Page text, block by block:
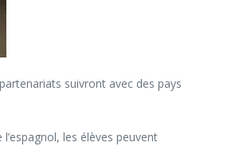
suivront avec des pays
les élèves peuvent